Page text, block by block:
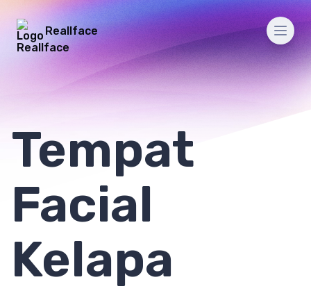
Reallface
Tempat
Facial
Kelapa